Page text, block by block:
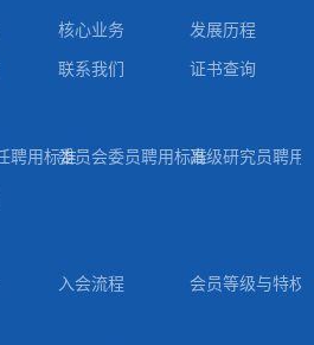
核心业务 发展历程
联系我们 证书查询
聘用标准委员会委员聘用标准高级研究员聘用
入会流程 会员等级与特权